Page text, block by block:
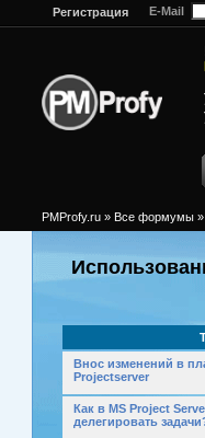
Регистрация E-Mail
PMProfy.ru » Все формумы »
Внос изменений в
Projectserver
Как в MS Project
делегировать